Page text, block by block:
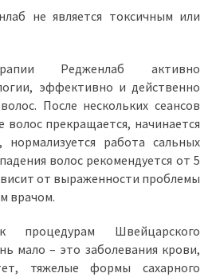
не является токсичным или
Редженлаб активно
эффективно и действенно
После нескольких сеансов
прекращается, начинается
работа сальных
волос рекомендуется от 5
от выраженности проблемы
врачом.
процедурам Швейцарского
мало – это заболевания крови,
тяжелые формы сахарного